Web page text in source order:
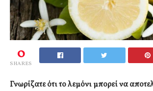
0
SHARES
Γνωρίζατε ότι το λεμόνι μπορεί να